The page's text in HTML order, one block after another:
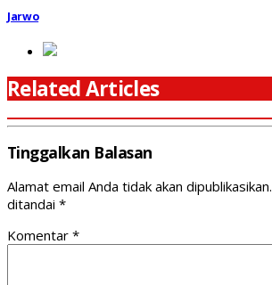
Jarwo
Related Articles
Tinggalkan Balasan
Alamat email Anda tidak akan dipublikasikan.
ditandai *
Komentar *